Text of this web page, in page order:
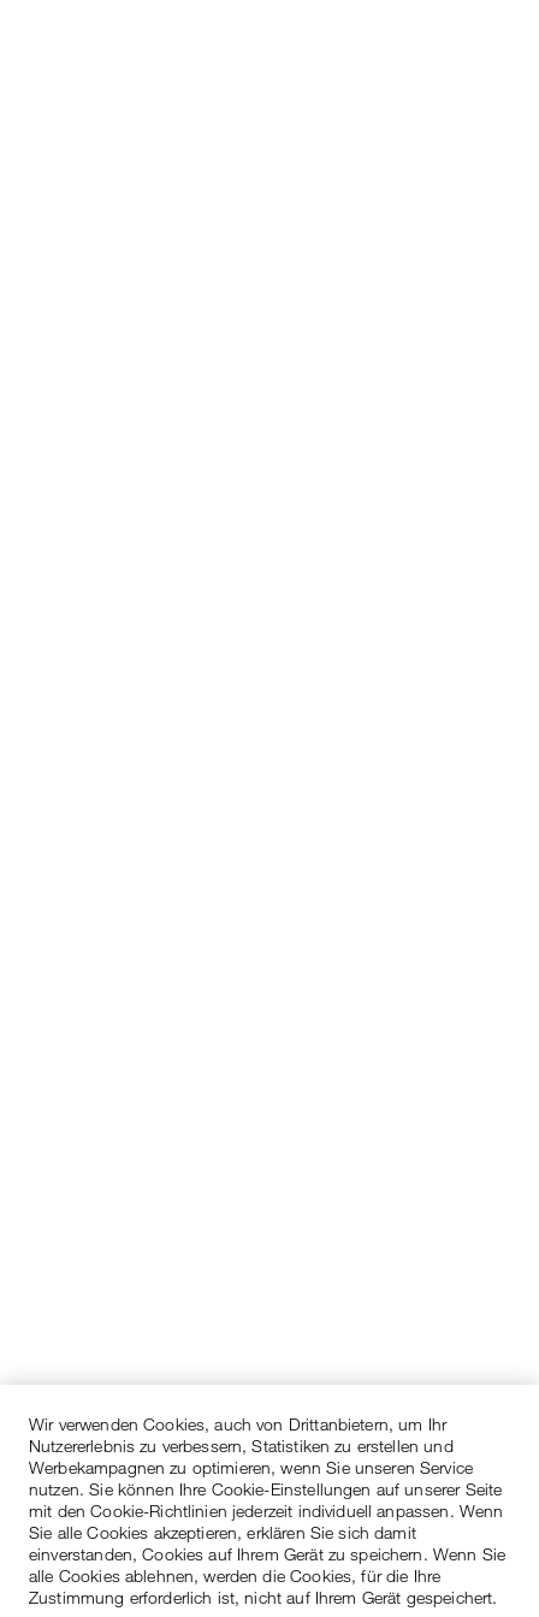
Wir verwenden Cookies, auch von Drittanbietern, um Ihr
Nutzererlebnis zu verbessern, Statistiken zu erstellen und
Werbekampagnen zu optimieren, wenn Sie unseren Service
nutzen. Sie können Ihre Cookie-Einstellungen auf unserer Seite
mit den Cookie-Richtlinien jederzeit individuell anpassen. Wenn
Sie alle Cookies akzeptieren, erklären Sie sich damit
einverstanden, Cookies auf Ihrem Gerät zu speichern. Wenn Sie
alle Cookies ablehnen, werden die Cookies, für die Ihre
Zustimmung erforderlich ist, nicht auf Ihrem Gerät gespeichert.